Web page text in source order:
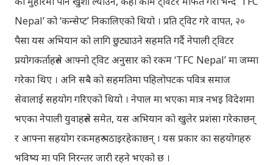
Nepal’ को ‘कन्सेप्ट’ निकालिएको थियो । प्रति ट्विट गरे वापत, २०
पैसा यस अभियान को लागि छुट्याउने सहमति गर्दै नेपाली ट्विटर
प्रयोगकर्ताहरुले आफ्नो ट्विट अनुसार को रकम ‘TFC Nepal’ मा जम्मा
गरेका थिए । अनि सबै को सहमतिमा पहिलोपटक पवित्र समाज
सेवालाई सहयोग गरिएको थियो । नेपाल मा भएका मात्र नभइ विदेशमा
भएका नेपाली युवाहरुले समेत, यस अभियान को खुलेर प्रशंसा गरेकाछन्
र आफ्ना सहयोग रकमहरु पठाइरहेकाछन् । यस प्रकार का सहयोगहरु
भविष्य मा पनि निरन्तर जारी रहने भएको छ ।